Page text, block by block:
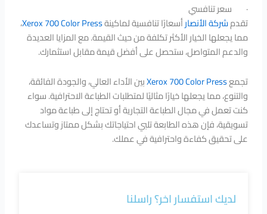
· سعر تنافسي
تقدمشركة الأنصارأسعارًا تنافسية لماكينةXerox 700 Color Press،
مما يجعلها الخيار الأكثر تكلفة من حيث القيمة. مع المزايا العديدة
والدعم المتواصل، ستحصل على أفضل قيمة مقابل استثمارك.
تجمعXerox 700 Color Pressبين الأداء العالي، والجودة الفائقة،
والتنوع، مما يجعلها خيارًا مثاليًا لمتطلبات الطباعة الاحترافية. سواء
كنت تعمل في مجال الطباعة التجارية أو تحتاج إلى طباعة مواد
تسويقية، فإن هذه الطابعة تلبي احتياجاتك بشكل ممتاز وتساعدك
على تحقيق كفاءة واحترافية في عملك.
لديك استفسار اخر؟ راسلنا